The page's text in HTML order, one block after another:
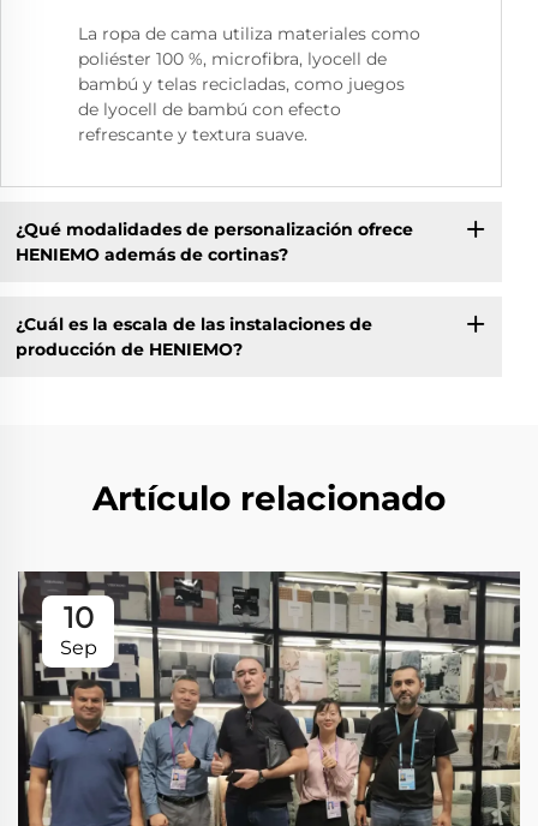
La ropa de cama utiliza materiales como
poliéster 100 %, microfibra, lyocell de
bambú y telas recicladas, como juegos
de lyocell de bambú con efecto
refrescante y textura suave.
¿Qué modalidades de personalización ofrece
HENIEMO además de cortinas?
¿Cuál es la escala de las instalaciones de
producción de HENIEMO?
Artículo relacionado
10
Sep